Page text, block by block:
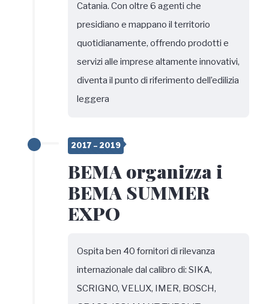
Catania. Con oltre 6 agenti che
presidiano e mappano il territorio
quotidianamente, offrendo prodotti e
servizi alle imprese altamente innovativi,
diventa il punto di riferimento dell’edilizia
leggera
2017 – 2019
BEMA organizza i
BEMA SUMMER
EXPO
Ospita ben 40 fornitori di rilevanza
internazionale dal calibro di: SIKA,
SCRIGNO, VELUX, IMER, BOSCH,